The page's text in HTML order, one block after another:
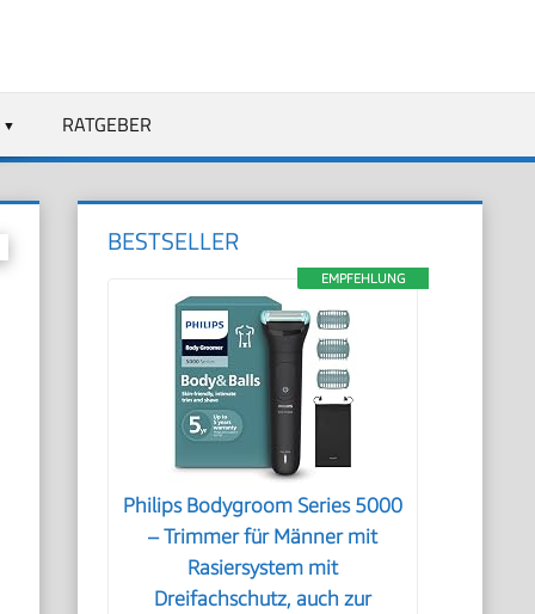
RATGEBER
BESTSELLER
EMPFEHLUNG
Philips Bodygroom Series 5000
– Trimmer für Männer mit
Rasiersystem mit
Dreifachschutz, auch zur